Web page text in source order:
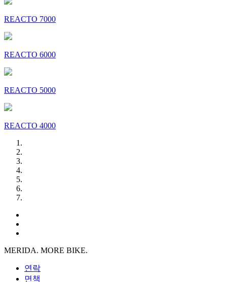
REACTO 7000
REACTO 6000
REACTO 5000
REACTO 4000
MERIDA. MORE BIKE.
연락
면책